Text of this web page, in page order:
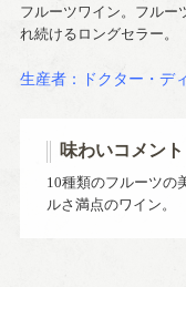
フルーツワイン。フルー
れ続けるロングセラー。
生産者：ドクター・デ
味わいコメント
10種類のフルーツの
ルさ満点のワイン。